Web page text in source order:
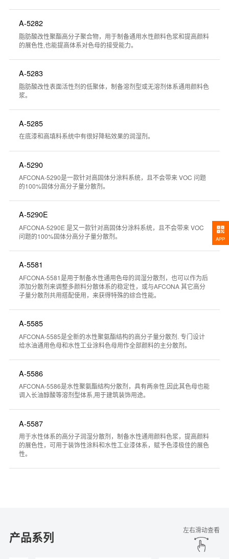
A-5282
脂肪酸改性聚酯高分子聚合物，用于制备通用水性颜料色浆和提高颜料
的展色性,也能提高体系对色母的接受能力。
A-5283
脂肪酸改性表面活性剂的低聚体，制备溶剂型或无溶剂体系通用颜料色
浆。
A-5285
在底漆和高填料系统中有很好降粘效果的润湿剂。
A-5290
AFCONA-5290是一款针对高固体分涂料系统，且不会带来 VOC 问题
的100%固体分高分子量分散剂。
A-5290E
AFCONA-5290E 是又一款针对高固体分涂料系统，且不会带来 VOC
问题的100%固体分高分子量分散剂。
A-5581
AFCONA-5581是用于制备水性通用色母的润湿分散剂，也可以作为后
添加分散剂来调整多颜料分散体系的稳定性，或与AFCONA 其它高分
子量分散剂共用搭配使用，来获得特殊的综合性能。
A-5585
AFCONA-5585是全新的水性聚氨酯结构的高分子量分散剂. 专门设计
给水油通用色母和水性工业涂料色母用作全部颜料的主分散剂。
A-5586
AFCONA-5586是水性聚氨酯结构分散剂，具有两亲性,因此其色母也能
调入长油醇酸等溶剂型体系,用于建筑装饰用途。
A-5587
用于水性体系的高分子润湿分散剂，制备水性通用颜料色浆，提高颜料
的展色性，可用于装饰性涂料和水性工业漆体系，赋予色漆极佳的展色
性。
产品系列 左右滑动查看
APP